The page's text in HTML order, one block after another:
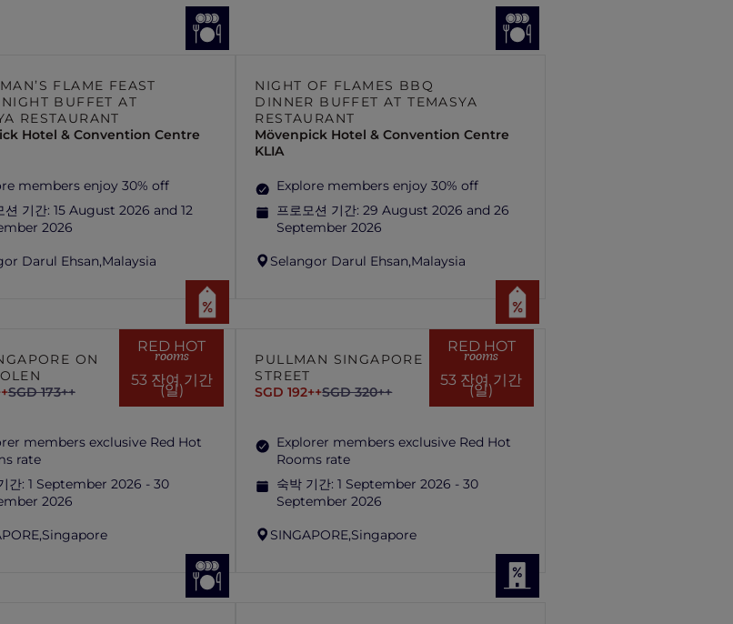
FLAME FEAST
BUFFET AT
RESTAURANT
Hotel & Convention Centre
members enjoy 30% off
션 기간: 15 August 2026 and 12
2026
Darul Ehsan,Malaysia
NIGHT OF FLAMES BBQ
DINNER BUFFET AT TEMASYA
RESTAURANT
Mövenpick Hotel & Convention Centre
KLIA
Explore members enjoy 30% off
프로모션 기간:29 August 2026 and 26
September 2026
Selangor Darul Ehsan,Malaysia
RED HOT
rooms
53 잔여 기간
(일)
ON
SGD 173++
members exclusive Red Hot
rate
간: 1 September 2026 - 30
2026
Singapore
RED HOT
rooms
53 잔여 기간
(일)
PULLMAN SINGAPORE HILL
STREET
SGD 192++SGD 320++
Explorer members exclusive Red Hot
Rooms rate
숙박 기간:1 September 2026 - 30
September 2026
SINGAPORE,Singapore